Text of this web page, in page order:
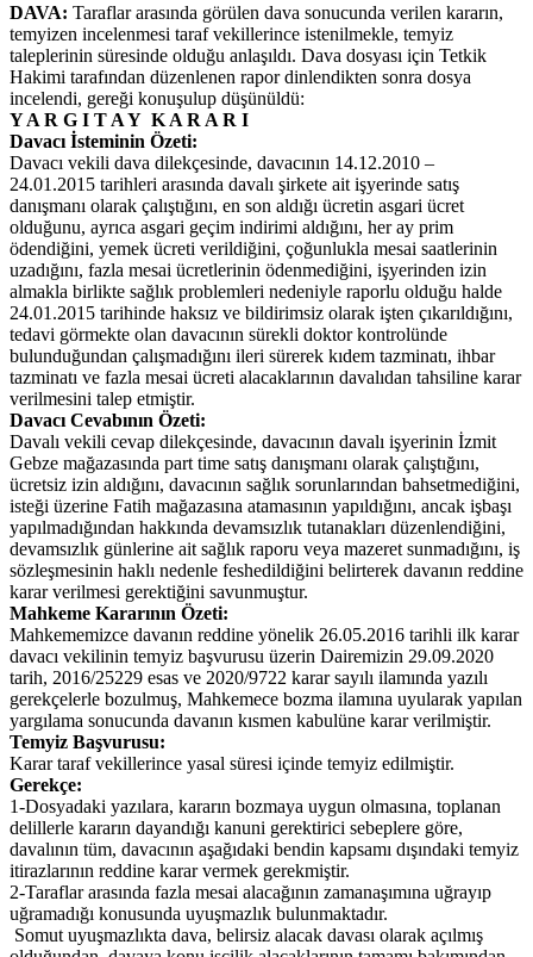
DAVA: Taraflar arasında görülen dava sonucunda verilen kararın,
temyizen incelenmesi taraf vekillerince istenilmekle, temyiz
taleplerinin süresinde olduğu anlaşıldı. Dava dosyası için Tetkik
Hakimi tarafından düzenlenen rapor dinlendikten sonra dosya
incelendi, gereği konuşulup düşünüldü:
Y A R G I T A Y K A R A R I
Davacı İsteminin Özeti:
Davacı vekili dava dilekçesinde, davacının 14.12.2010 –
24.01.2015 tarihleri arasında davalı şirkete ait işyerinde satış
danışmanı olarak çalıştığını, en son aldığı ücretin asgari ücret
olduğunu, ayrıca asgari geçim indirimi aldığını, her ay prim
ödendiğini, yemek ücreti verildiğini, çoğunlukla mesai saatlerinin
uzadığını, fazla mesai ücretlerinin ödenmediğini, işyerinden izin
almakla birlikte sağlık problemleri nedeniyle raporlu olduğu halde
24.01.2015 tarihinde haksız ve bildirimsiz olarak işten çıkarıldığını,
tedavi görmekte olan davacının sürekli doktor kontrolünde
bulunduğundan çalışmadığını ileri sürerek kıdem tazminatı, ihbar
tazminatı ve fazla mesai ücreti alacaklarının davalıdan tahsiline karar
verilmesini talep etmiştir.
Davacı Cevabının Özeti:
Davalı vekili cevap dilekçesinde, davacının davalı işyerinin İzmit
Gebze mağazasında part time satış danışmanı olarak çalıştığını,
ücretsiz izin aldığını, davacının sağlık sorunlarından bahsetmediğini,
isteği üzerine Fatih mağazasına atamasının yapıldığını, ancak işbaşı
yapılmadığından hakkında devamsızlık tutanakları düzenlendiğini,
devamsızlık günlerine ait sağlık raporu veya mazeret sunmadığını, iş
sözleşmesinin haklı nedenle feshedildiğini belirterek davanın reddine
karar verilmesi gerektiğini savunmuştur.
Mahkeme Kararının Özeti:
Mahkememizce davanın reddine yönelik 26.05.2016 tarihli ilk karar
davacı vekilinin temyiz başvurusu üzerin Dairemizin 29.09.2020
tarih, 2016/25229 esas ve 2020/9722 karar sayılı ilamında yazılı
gerekçelerle bozulmuş, Mahkemece bozma ilamına uyularak yapılan
yargılama sonucunda davanın kısmen kabulüne karar verilmiştir.
Temyiz Başvurusu:
Karar taraf vekillerince yasal süresi içinde temyiz edilmiştir.
Gerekçe:
1-Dosyadaki yazılara, kararın bozmaya uygun olmasına, toplanan
delillerle kararın dayandığı kanuni gerektirici sebeplere göre,
davalının tüm, davacının aşağıdaki bendin kapsamı dışındaki temyiz
itirazlarının reddine karar vermek gerekmiştir.
2-Taraflar arasında fazla mesai alacağının zamanaşımına uğrayıp
uğramadığı konusunda uyuşmazlık bulunmaktadır.
Somut uyuşmazlıkta dava, belirsiz alacak davası olarak açılmış